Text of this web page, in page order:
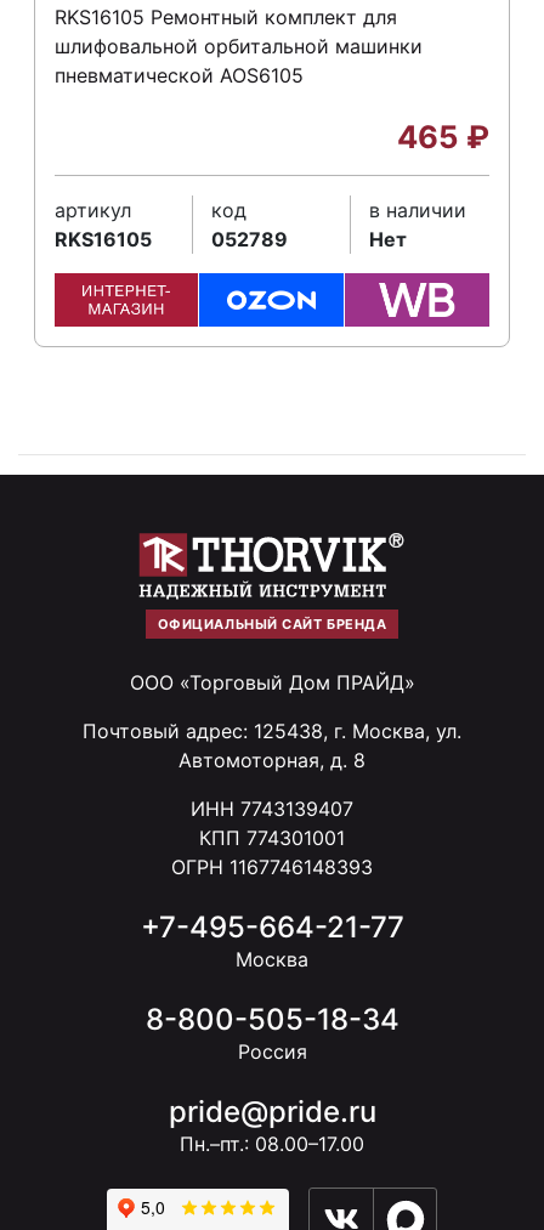
RKS16105 Ремонтный комплект для
шлифовальной орбитальной машинки
пневматической AOS6105
465 ₽
артикул
RKS16105
код
052789
в наличии
Нет
ОФИЦИАЛЬНЫЙ САЙТ БРЕНДА
ООО «Торговый Дом ПРАЙД»
Почтовый адрес: 125438, г. Москва, ул.
Автомоторная, д. 8
ИНН 7743139407
КПП 774301001
ОГРН 1167746148393
+7-495-664-21-77
Москва
8-800-505-18-34
Россия
pride@pride.ru
Пн.–пт.: 08.00–17.00